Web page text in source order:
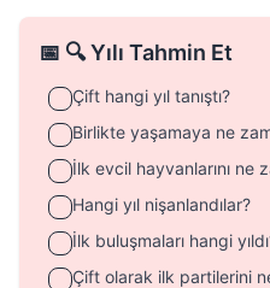
📅 🔍 Yılı Tahmin Et
Çift hangi yıl tanıştı?
Birlikte yaşamaya ne
İlk evcil hayvanlarını ne
Hangi yıl nişanlandılar?
İlk buluşmaları hangi
Çift olarak ilk partilerini